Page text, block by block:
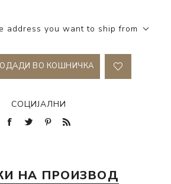
address you want to ship from
ВО КОШНИЧКА
СОЦИЈАЛНИ
НА ПРОИЗВОД